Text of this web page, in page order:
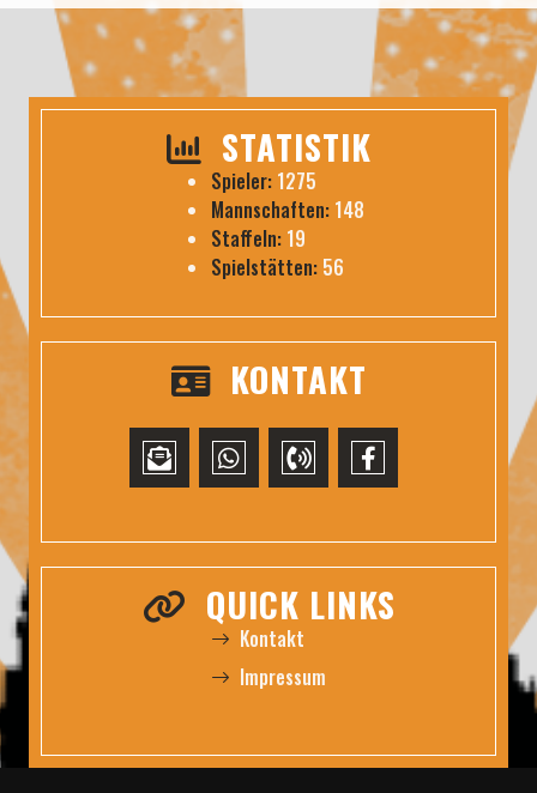
STATISTIK
Spieler: 1275
Mannschaften: 148
Staffeln: 19
Spielstätten: 56
KONTAKT
QUICK LINKS
Kontakt
Impressum